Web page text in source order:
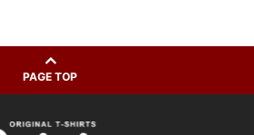
PAGE TOP